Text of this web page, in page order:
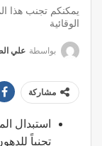
يمكنكم تجنب هذا
الوقائية
بواسطة علي
مشاركة
استبدال
تجنباً